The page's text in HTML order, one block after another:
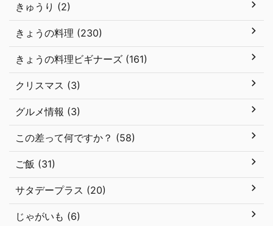
きゅうり (2)
きょうの料理 (230)
きょうの料理ビギナーズ (161)
クリスマス (3)
グルメ情報 (3)
この差って何ですか？ (58)
ご飯 (31)
サタデープラス (20)
じゃがいも (6)